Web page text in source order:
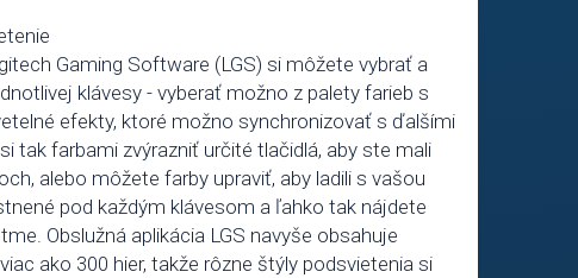
Gaming Software (LGS) si môžete vybrať a
klávesy - vyberať možno z palety farieb s
efekty, ktoré možno synchronizovať s ďalšími
tak farbami zvýrazniť určité tlačidlá, aby ste mali
alebo môžete farby upraviť, aby ladili s vašou
pod každým klávesom a ľahko tak nájdete
Obslužná aplikácia LGS navyše obsahuje
ako 300 hier, takže rôzne štýly podsvietenia si